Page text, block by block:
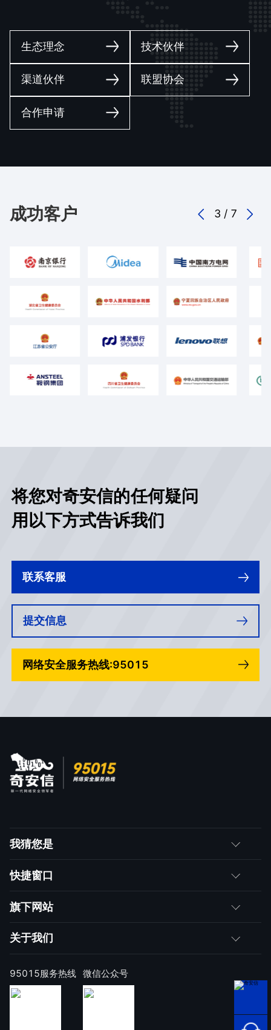
生态理念 技术伙伴
渠道伙伴 联盟协会
合作申请
成功客户 3 / 7
95015网络安
全服务热线
将您对奇安信的任何疑问
用以下方式告诉我们
联系客服
提交信息
网络安全服务热线:95015
我猜您是
客户
合作伙伴
快捷窗口
如何购买
成为伙伴
产品注册与激活
样本上报
旗下网站
网神
技术研究院
关于我们
公司简介
公司新闻
95015服务热线 微信公众号